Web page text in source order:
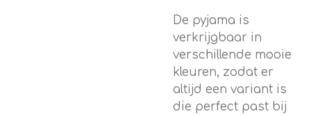
De pyjama is
verkrijgbaar in
verschillende mooie
kleuren, zodat er
altijd een variant is
die perfect past bij